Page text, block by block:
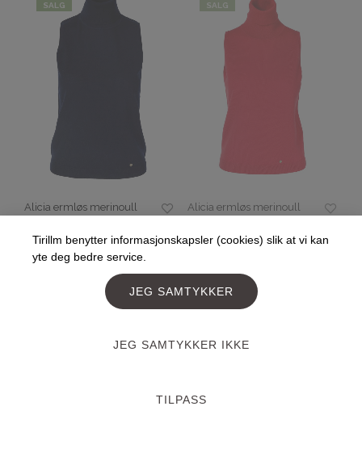
SALG
Alicia ermløs merinoull
1,099.00 kr550.00
VELG ALTERNATIV
SALG
Alicia ermløs merinoull
kr1,099.00 kr769.00
70%
Tirillm benytter informasjonskapsler (cookies) slik at vi kan
yte deg bedre service.
JEG SAMTYKKER
JEG SAMTYKKER IKKE
TILPASS